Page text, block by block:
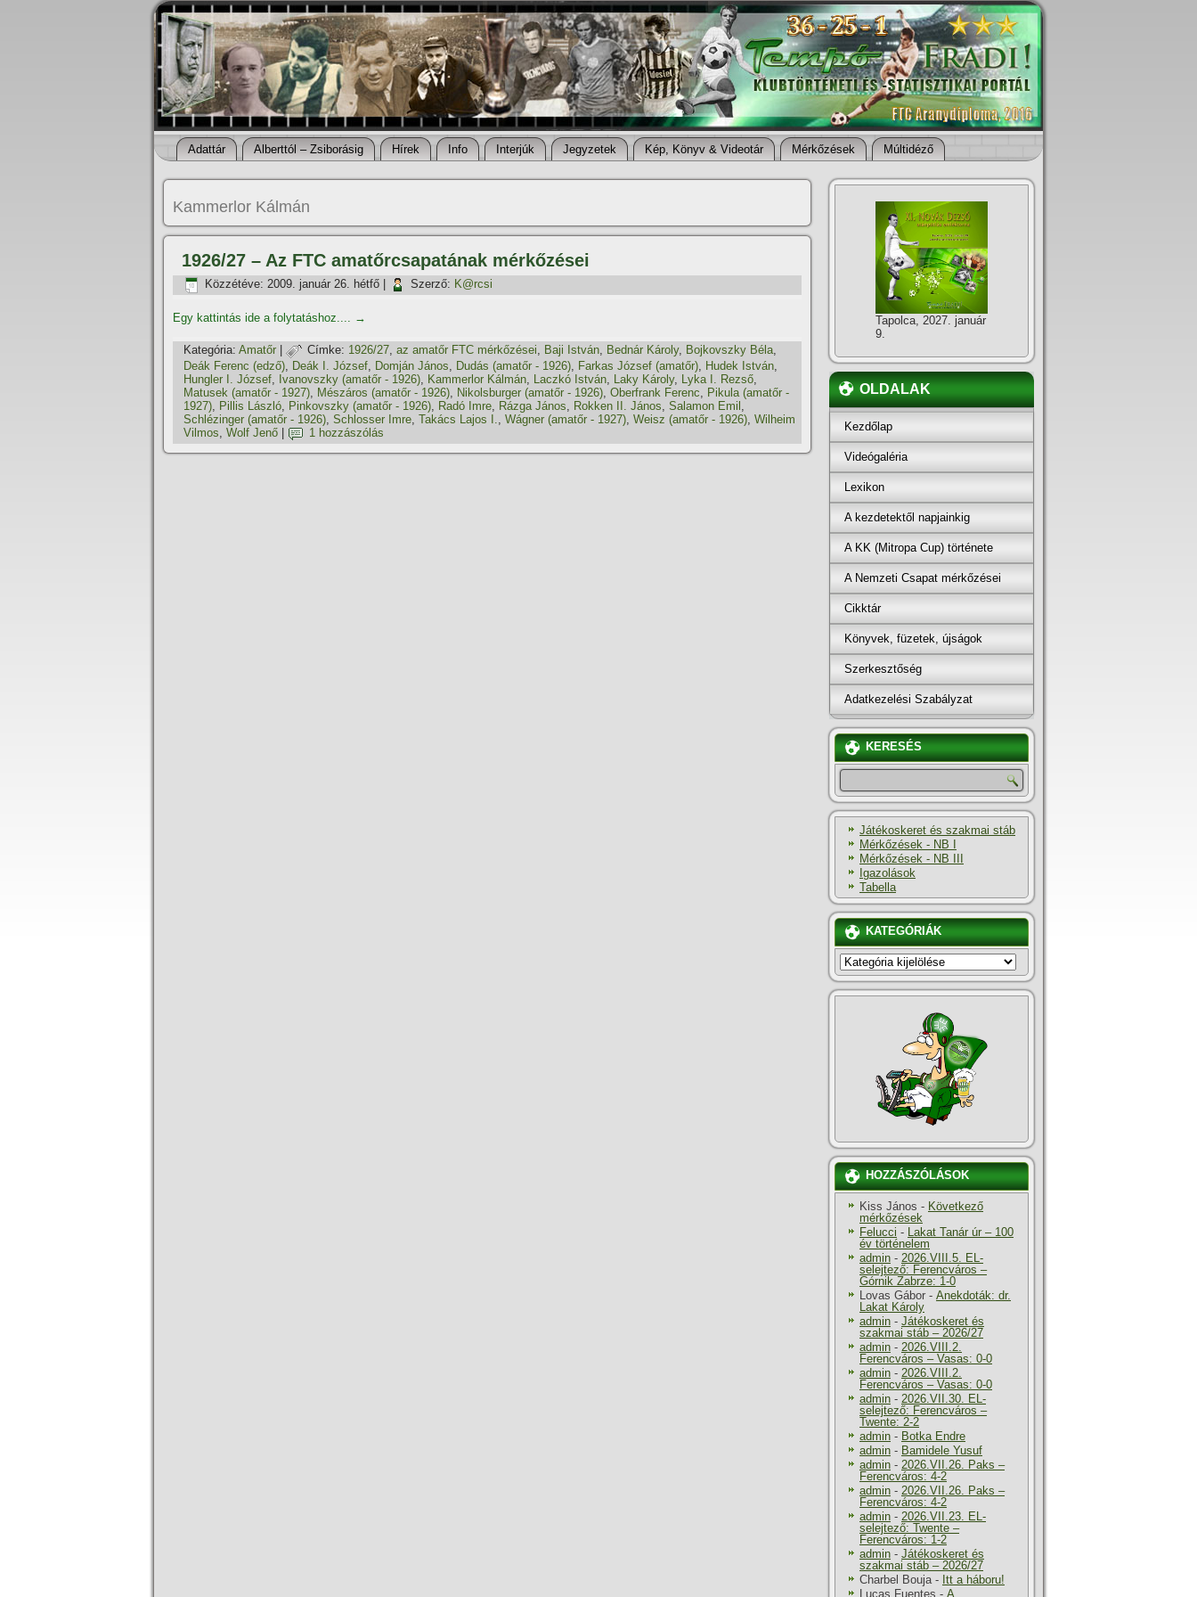
Adattár Alberttól – Zsiborásig Hí­rek Info Interjúk Jegyzetek Kép, Könyv & Videotár Mérkőzések Múltidéző
Kammerlor Kálmán
1926/27 – Az FTC amatőrcsapatának mérkőzései
Közzétéve: 2009. január 26. hétfő Szerző: K@rcsi
Egy kattintás ide a folytatáshoz.... →
Kategória: Amatőr Címke: 1926/27, az amatőr FTC mérkőzései, Baji István, Bednár Károly, Bojkovszky Béla,
Deák Ferenc (edző), Deák I. József, Domján János, Dudás (amatőr - 1926), Farkas József (amatőr), Hudek István,
Hungler I. József, Ivanovszky (amatőr - 1926), Kammerlor Kálmán, Laczkó István, Laky Károly, Lyka I. Rezső,
Matusek (amatőr - 1927), Mészáros (amatőr - 1926), Nikolsburger (amatőr - 1926), Oberfrank Ferenc, Pikula (amatőr -
1927), Pillis László, Pinkovszky (amatőr - 1926), Radó Imre, Rázga János, Rokken II. János, Salamon Emil ,
Schlézinger (amatőr - 1926), Schlosser Imre, Takács Lajos I., Wágner (amatőr - 1927), Weisz (amatőr - 1926), Wilheim
Vilmos, Wolf Jenő 1 hozzászólás
Tapolca, 2027. január
9.
OLDALAK
Kezdőlap
Videógaléria
Lexikon
A kezdetektől napjainkig
A KK (Mitropa Cup) története
A Nemzeti Csapat mérkőzései
Cikktár
Könyvek, füzetek, újságok
Szerkesztőség
Adatkezelési Szabályzat
KERESÉS
Játékoskeret és szakmai stáb
Mérkőzések - NB I
Mérkőzések - NB III
Igazolások
Tabella
KATEGÓRIÁK
KATEGÓRIÁK
HOZZÁSZÓLÁSOK
Kiss János - Következő
mérkőzések
Felucci - Lakat Tanár úr – 100
év történelem
admin - 2026.VIII.5. EL-
selejtező: Ferencváros –
Górnik Zabrze: 1-0
Lovas Gábor - Anekdoták: dr.
Lakat Károly
admin - Játékoskeret és
szakmai stáb – 2026/27
admin - 2026.VIII.2.
Ferencváros – Vasas: 0-0
admin - 2026.VIII.2.
Ferencváros – Vasas: 0-0
admin - 2026.VII.30. EL-
selejtező: Ferencváros –
Twente: 2-2
admin - Botka Endre
admin - Bamidele Yusuf
admin - 2026.VII.26. Paks –
Ferencváros: 4-2
admin - 2026.VII.26. Paks –
Ferencváros: 4-2
admin - 2026.VII.23. EL-
selejtező: Twente –
Ferencváros: 1-2
admin - Játékoskeret és
szakmai stáb – 2026/27
Charbel Bouja- Itt a háboru!
Lucas Fuentes - A